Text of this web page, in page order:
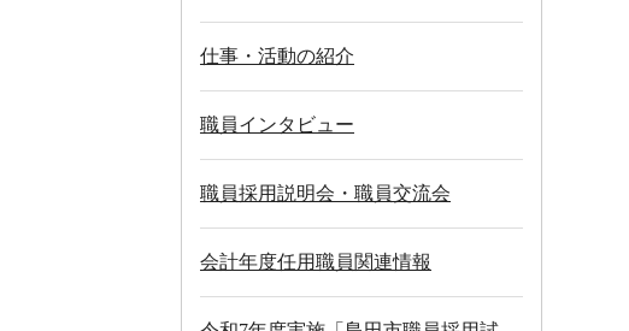
仕事・活動の紹介
職員インタビュー
職員採用説明会・職員交流会
会計年度任用職員関連情報